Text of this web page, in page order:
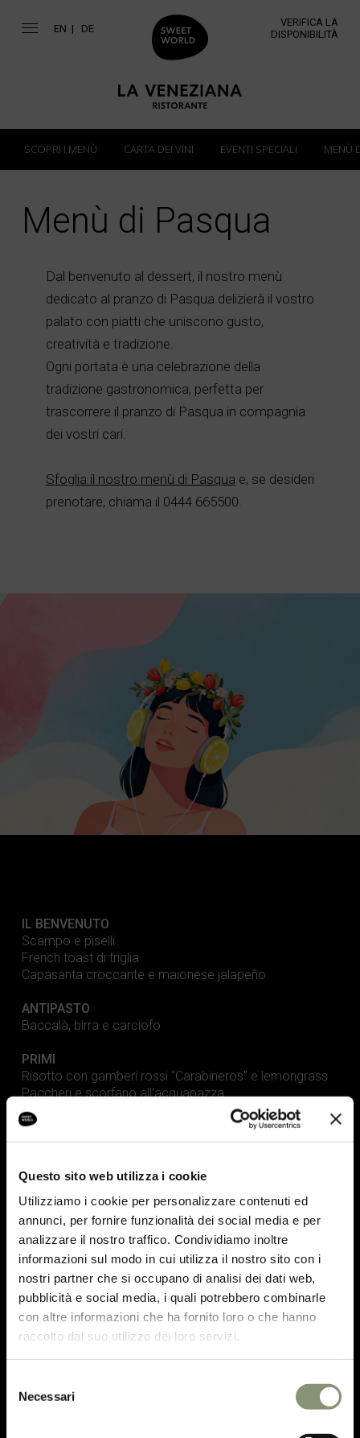
Questo sito web utilizza i cookie
Utilizziamo i cookie per personalizzare contenuti ed
annunci, per fornire funzionalità dei social media e per
analizzare il nostro traffico. Condividiamo inoltre
informazioni sul modo in cui utilizza il nostro sito con i
nostri partner che si occupano di analisi dei dati web,
pubblicità e social media, i quali potrebbero combinarle
con altre informazioni che ha fornito loro o che hanno
raccolto dal suo utilizzo dei loro servizi.
delNecessari
EN DE
VERIFICA LA
DISPONIBILITÀ
Menù di Pasqua
Dal benvenuto al dessert, il nostro menù
dedicato al pranzo di Pasqua delizierà il vostro
palato con piatti che uniscono gusto,
creatività e tradizione.
Ogni portata è una celebrazione della
tradizione gastronomica, perfetta per
trascorrere il pranzo di Pasqua in compagnia
dei vostri cari.
Sfoglia il nostro menù di Pasqua e, se desideri
prenotare, chiama il 0444 665500.
SCOPRI I MENÙ CARTA DEI VINI EVENTI SPECIALI MENÙ
IL BENVENUTO
Scampo e piselli
French toast di triglia
Capasanta croccante e maionese jalapeño
ANTIPASTO
Baccalà, birra e carciofo
PRIMI
Risotto con gamberi rossi “Carabineros” e lemongrass
Paccheri e scorfano all’acquapazza
Sorbetto Lime, Bitter e Mezcal
Ombrina ai carboni, erbette spontanee
Fragoline di bosco, fragole e kefir
DRINKS
Americano “Irripetibile!”
Ansonica Toscana – I vini del Mare
Champagne Extra Brut Rosé – Robert Barbichon
95 euroadulti